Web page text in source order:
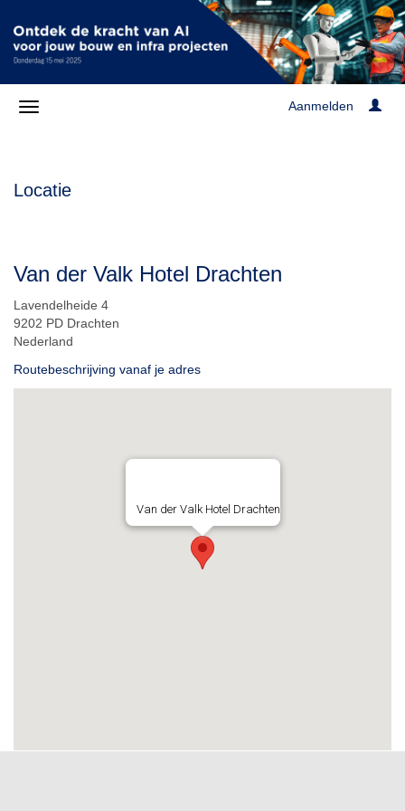
Aanmelden
Locatie
Van der Valk Hotel Drachten
Lavendelheide 4
9202 PD Drachten
Nederland
Routebeschrijving vanaf je adres
Van der Valk Hotel Drachten